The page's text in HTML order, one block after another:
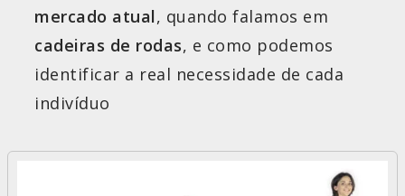
mercado atual, quando falamos em
cadeiras de rodas, e como podemos
identificar a real necessidade de cada
indivíduo